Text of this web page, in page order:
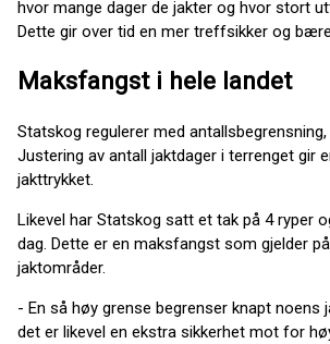
hvor mange dager de jakter og hvor stort
Dette gir over tid en mer treffsikker og
Maksfangst i hele landet
Statskog regulerer med
Justering av antall jaktdager i terrenget gir
jakttrykket.
Likevel har Statskog satt et tak på 4 ryper
dag. Dette er en maksfangst som gjelder
jaktområder.
- En så høy grense begrenser knapt noens
det er likevel en ekstra sikkerhet mot for